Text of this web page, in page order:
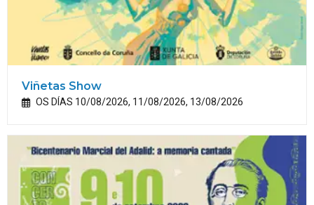
Viñetas Show
OS DÍAS 10/08/2026, 11/08/2026, 13/08/2026